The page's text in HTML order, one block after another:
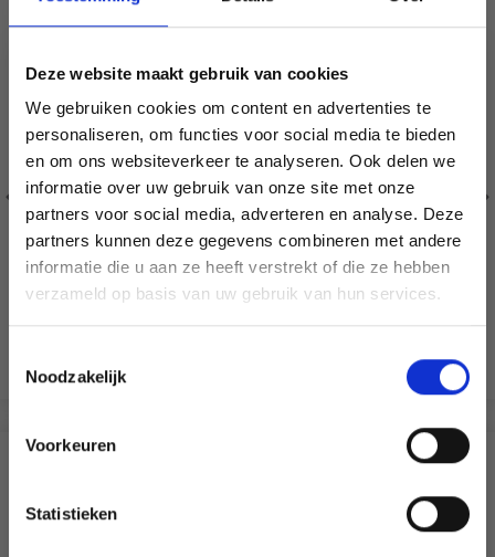
Deze website maakt gebruik van cookies
We gebruiken cookies om content en advertenties te
personaliseren, om functies voor social media te bieden
en om ons websiteverkeer te analyseren. Ook delen we
informatie over uw gebruik van onze site met onze
partners voor social media, adverteren en analyse. Deze
partners kunnen deze gegevens combineren met andere
informatie die u aan ze heeft verstrekt of die ze hebben
verzameld op basis van uw gebruik van hun services.
Noodzakelijk
Voorkeuren
Statistieken
12% de réduction
255-40 LATTE LOVE VEST
BY DROPS DESIGN
EUR 34.05
200-5 SUMMER SHELLS
BY DROPS DESIGN
EUR 24.20
Voir toutes les options
24% de réduction
Économisez jusqu'à 50 %
Soyez le premier à connaître nos soldes et